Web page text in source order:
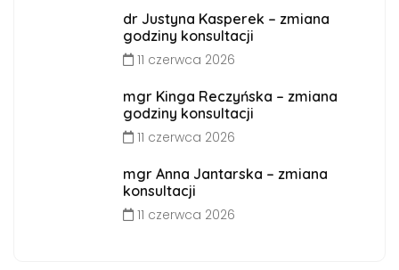
dr Justyna Kasperek – zmiana
godziny konsultacji
11 czerwca 2026
mgr Kinga Reczyńska – zmiana
godziny konsultacji
11 czerwca 2026
mgr Anna Jantarska – zmiana
konsultacji
11 czerwca 2026